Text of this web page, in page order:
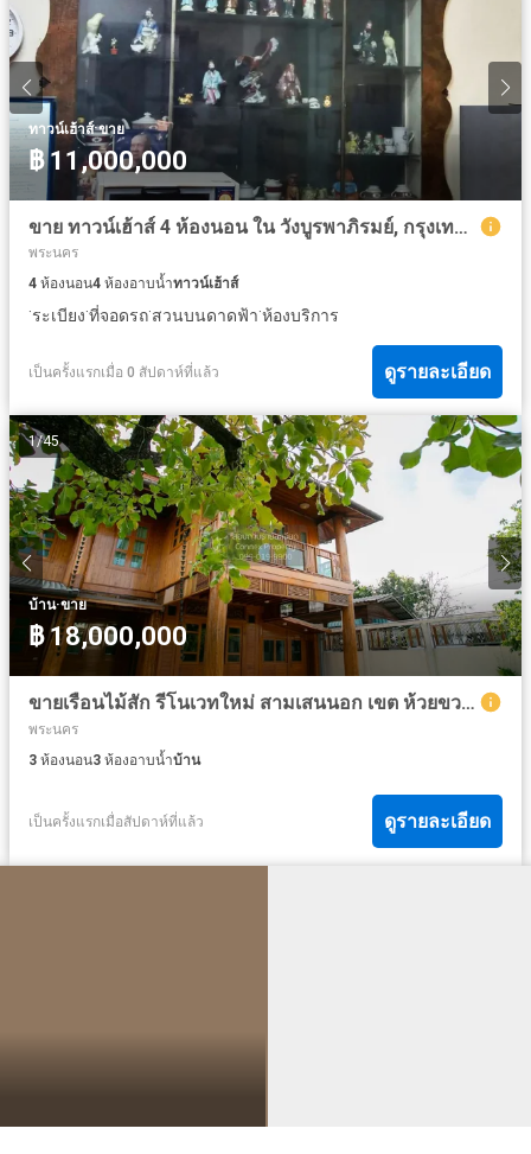
ทาวน์เฮ้าส์·ขาย
฿ 11,000,000
ขาย ทาวน์เฮ้าส์ 4 ห้องนอน ใน วังบูรพาภิรมย์, กรุงเทพมหานคร
พระนคร
4 ห้องนอน4 ห้องอาบน้ำทาวน์เฮ้าส์
·ระเบียง·ที่จอดรถ·สวนบนดาดฟ้า·ห้องบริการ
เป็นครั้งแรกเมื่อ 0 สัปดาห์ที่แล้ว ดูรายละเอียด
1/45
บ้าน·ขาย
฿ 18,000,000
ขายเรือนไม้สัก รีโนเวทใหม่ สามเสนนอก เขต ห้วยขวาง กรุงเทพ CX-143218
พระนคร
3 ห้องนอน3 ห้องอาบน้ำบ้าน
เป็นครั้งแรกเมื่อสัปดาห์ที่แล้ว ดูรายละเอียด